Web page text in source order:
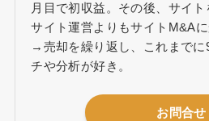
月目で初収益。その後、サイト
サイト運営よりもサイトM&A
→売却を繰り返し、これまでに
チや分析が好き。
お問合せ